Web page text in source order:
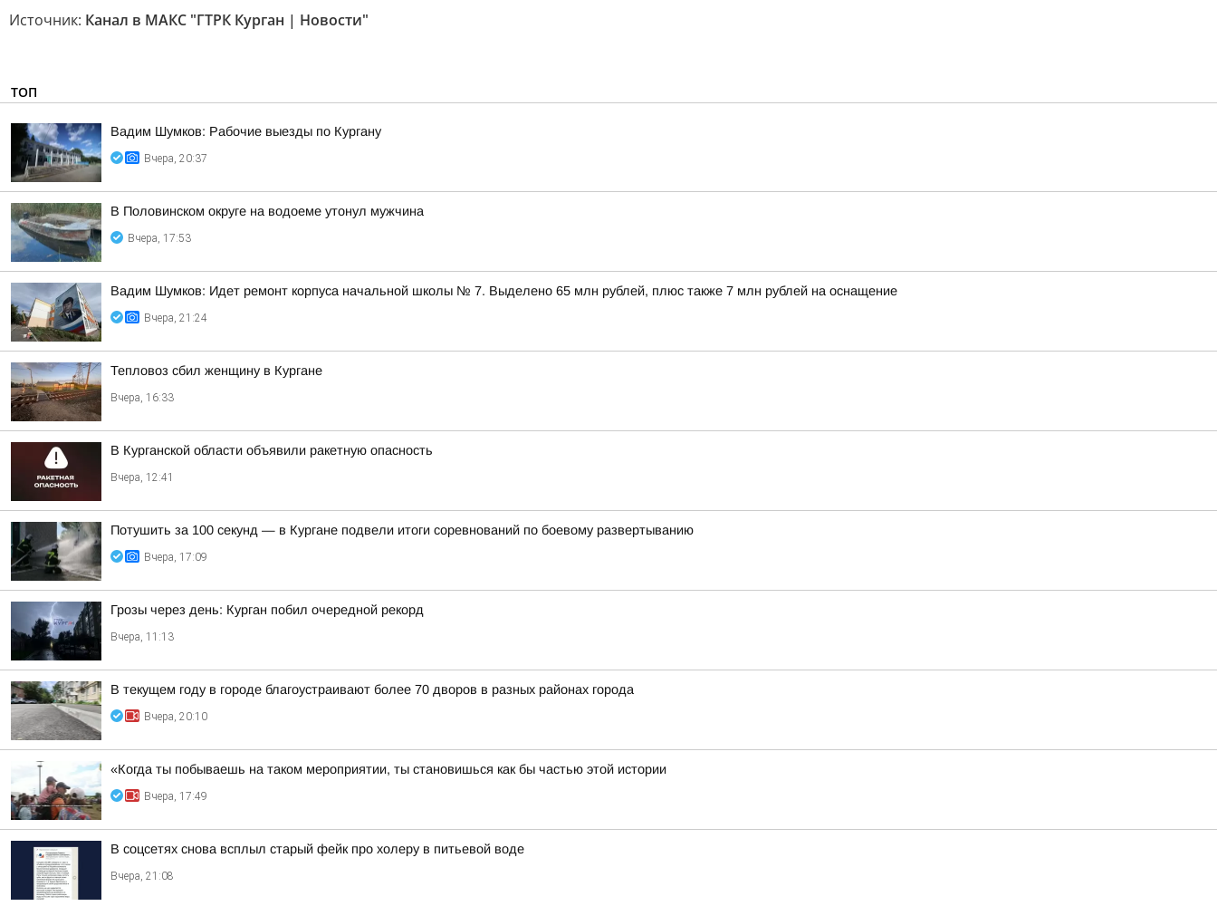
Источник: Канал в МАКС "ГТРК Курган | Новости"
ТОП
Вадим Шумков: Рабочие выезды по Кургану
Вчера, 20:37
В Половинском округе на водоеме утонул мужчина
Вчера, 17:53
Вадим Шумков: Идет ремонт корпуса начальной школы № 7. Выделено 65 млн рублей, плюс также 7 млн рублей на оснащение
Вчера, 21:24
Тепловоз сбил женщину в Кургане
Вчера, 16:33
В Курганской области объявили ракетную опасность
Вчера, 12:41
Потушить за 100 секунд — в Кургане подвели итоги соревнований по боевому развертыванию
Вчера, 17:09
Грозы через день: Курган побил очередной рекорд
Вчера, 11:13
В текущем году в городе благоустраивают более 70 дворов в разных районах города
Вчера, 20:10
«Когда ты побываешь на таком мероприятии, ты становишься как бы частью этой истории
Вчера, 17:49
В соцсетях снова всплыл старый фейк про холеру в питьевой воде
Вчера, 21:08